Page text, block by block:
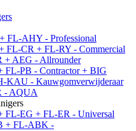
FL-AHY - Professional
FL-CR + FL-RY - Commercial
+ AEG - Allrounder
FL-PB - Contractor + BIG
KAU - Kauwgomverwijderaar
- AQUA
FL-EG + FL-ER - Universal
+ FL-ABK -